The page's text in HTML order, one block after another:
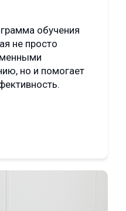
обучения
не просто
но и помогает